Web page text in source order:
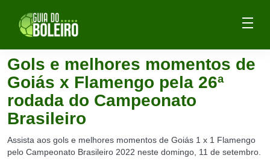
Gols e melhores momentos de
Goiás x Flamengo pela 26ª
rodada do Campeonato
Brasileiro
Assista aos gols e melhores momentos de Goiás 1 x 1 Flamengo
pelo Campeonato Brasileiro 2022 neste domingo, 11 de setembro.